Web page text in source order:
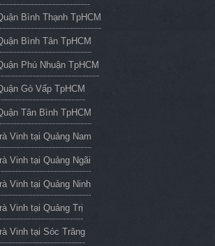
Bình Thạnh TpHCM
Bình Tân TpHCM
Phú Nhuận TpHCM
Gò Vấp TpHCM
Tân Bình TpHCM
Vinh tại Quảng Nam
Vinh tại Quảng Ngãi
Vinh tại Quảng Ninh
Vinh tại Quảng Trị
Vinh tại Sóc Trăng